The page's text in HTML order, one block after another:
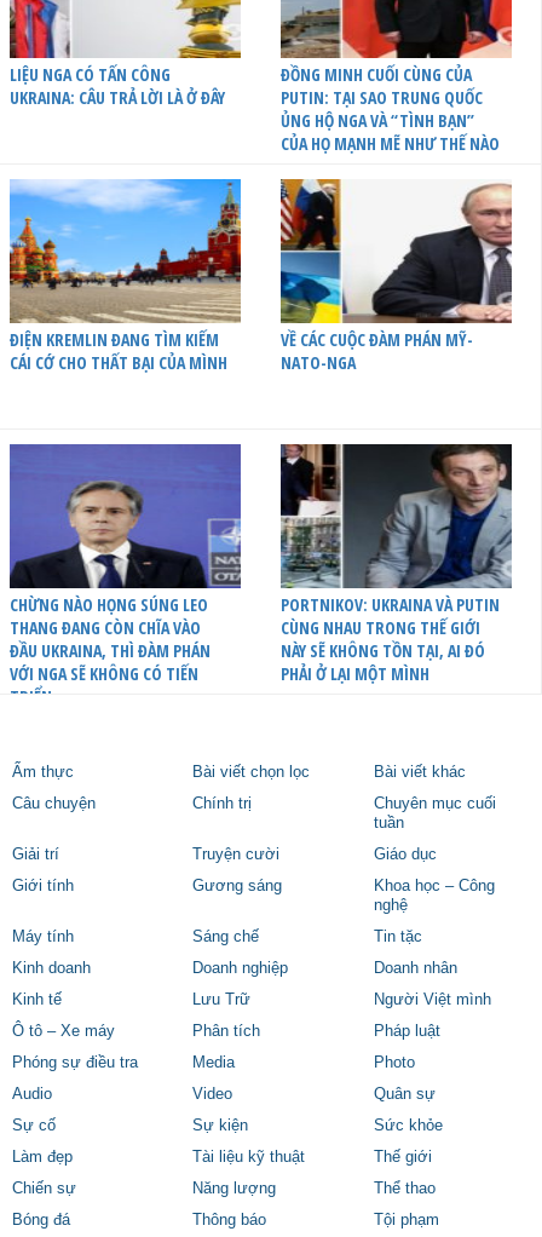
LIỆU NGA CÓ TẤN CÔNG
UKRAINA: CÂU TRẢ LỜI LÀ Ở ĐÂY
ĐỒNG MINH CUỐI CÙNG CỦA
PUTIN: TẠI SAO TRUNG QUỐC
ỦNG HỘ NGA VÀ “TÌNH BẠN”
CỦA HỌ MẠNH MẼ NHƯ THẾ NÀO
ĐIỆN KREMLIN ĐANG TÌM KIẾM
CÁI CỚ CHO THẤT BẠI CỦA MÌNH
VỀ CÁC CUỘC ĐÀM PHÁN MỸ-
NATO-NGA
CHỪNG NÀO HỌNG SÚNG LEO
THANG ĐANG CÒN CHĨA VÀO
ĐẦU UKRAINA, THÌ ĐÀM PHÁN
VỚI NGA SẼ KHÔNG CÓ TIẾN
TRIỂN
PORTNIKOV: UKRAINA VÀ PUTIN
CÙNG NHAU TRONG THẾ GIỚI
NÀY SẼ KHÔNG TỒN TẠI, AI ĐÓ
PHẢI Ở LẠI MỘT MÌNH
Ẩm thực Bài viết chọn lọc
Bài viết khác
Câu chuyện
Chính trị
Chuyên mục cuối
tuần
Giải trí
Truyện cười
Giáo dục
Giới tính
Gương sáng
Khoa học – Công
nghệ
Máy tính
Sáng chế
Tin tặc
Kinh doanh
Doanh nghiệp
Doanh nhân
Kinh tế
Lưu Trữ
Người Việt mình
Ô tô – Xe máy
Phân tích
Pháp luật
Phóng sự điều tra
Media
Photo
Audio
Video
Quân sự
Sự cố
Sự kiện
Sức khỏe
Làm đẹp
Tài liệu kỹ thuật
Thế giới
Chiến sự
Năng lượng
Thể thao
Bóng đá
Thông báo Tội phạm